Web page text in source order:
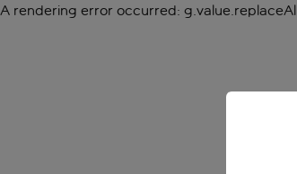
A rendering error occurred: